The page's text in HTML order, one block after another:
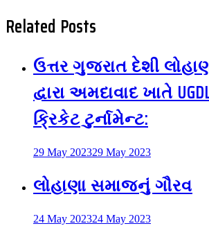
Related Posts
ઉત્તર ગુજરાત દેશી
દ્વારા અમદાવાદ ખાતે
ક્રિકેટ ટુર્નામેન્ટ:
29 May 202329 May 2023
લોહાણા સમાજનું ગૌરવ
24 May 202324 May 2023